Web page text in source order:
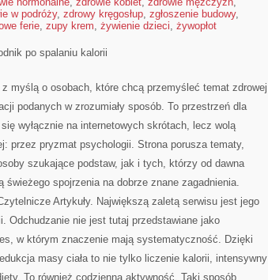
w podróży, zdrowy kręgosłup, zgłoszenie budowy,
ferie, zupy krem, żywienie dzieci, żywopłot
po spalaniu kalorii
myślą o osobach, które chcą przemyśleć temat zdrowej
podanych w zrozumiały sposób. To przestrzeń dla
wyłącznie na internetowych skrótach, lecz wolą
przez pryzmat psychologii. Strona porusza tematy,
szukające podstaw, jak i tych, którzy od dawna
spojrzenia na dobrze znane zagadnienia.
Artykuły. Największą zaletą serwisu jest jego
Odchudzanie nie jest tutaj przedstawiane jako
w którym znaczenie mają systematyczność. Dzięki
masy ciała to nie tylko liczenie kalorii, intensywny
To również codzienna aktywność. Taki sposób